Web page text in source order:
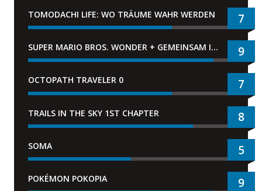
TOMODACHI LIFE: WO TRÄUME WAHR WERDEN 7
SUPER MARIO BROS. WONDER + GEMEINSAM IM BELLABEL-PARK 9
OCTOPATH TRAVELER 0 7
TRAILS IN THE SKY 1ST CHAPTER 8
SOMA 5
POKÉMON POKOPIA 9